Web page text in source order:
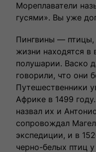
Авторы
Сотрудничаем с
влюбленными в
Мореплаватели
гусями». Вы уже
Пингвины — птицы,
жизни находятся
полушарии. Васко
говорили, что они
Путешественники
Африке в 1499
назвал их и
сопровождал
экспедиции, и в
черно-белых птиц